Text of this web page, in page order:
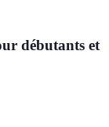
débutants et